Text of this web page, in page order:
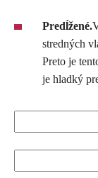
Predĺžené.
stredných
Preto je
je hladký